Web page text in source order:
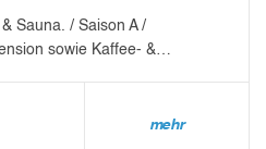
Sauna. / Saison A /
sowie Kaffee- &…
mehr